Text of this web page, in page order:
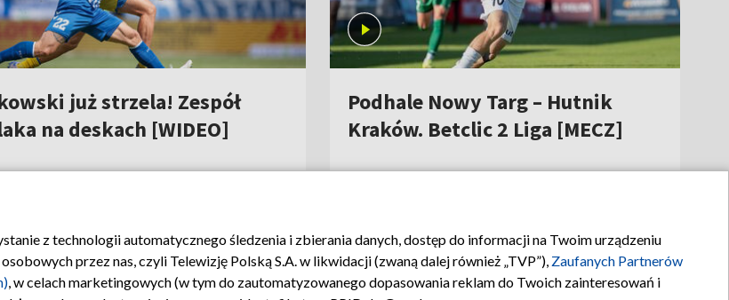
System NOS
Zgłoś program (ROPAT)
Program dla prasy
Serwis fotograficzny
aplikację
TVP Sport
prywatności Moje zgody Biuro reklamy Kontakt
z technologii automatycznego śledzenia i zbierania danych, dostęp do informacji na Twoim urządzeniu
przez nas, czyli Telewizję Polską S.A. w likwidacji (zwaną dalej również „TVP”), Zaufanych Partnerów
, w celach marketingowych (w tym do zautomatyzowanego dopasowania reklam do Twoich zainteresowań i